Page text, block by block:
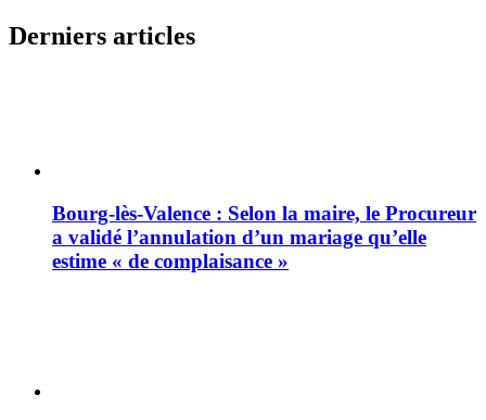
Derniers articles
Bourg-lès-Valence : Selon la maire, le Procureur
a validé l’annulation d’un mariage qu’elle
estime « de complaisance »